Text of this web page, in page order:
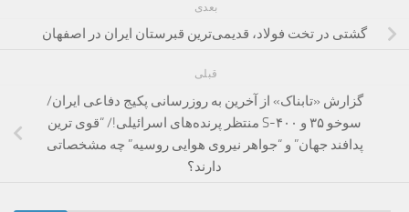
بعدی
گشتی در تخت فولاد، قدیمی‌ترین قبرستان ایران در اصفهان
قبلی
گزارش «تابناک» از آخرین به روزرسانی پکیج دفاعی ایران/
سوخو ۳۵ و S-۴۰۰ منتظر پرنده‌های اسرائیلی‌!/ “قوی ترین
پدافند جهان” و “جواهر نیروی هوایی روسیه” چه مشخصاتی
دارند؟